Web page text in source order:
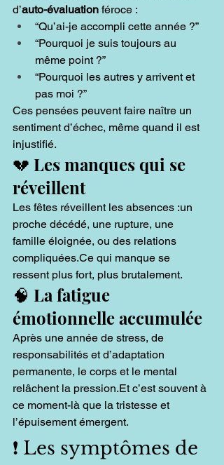
d’auto-évaluation féroce :
“Qu’ai-je accompli cette année ?”
“Pourquoi je suis toujours au
même point ?”
“Pourquoi les autres y arrivent et
pas moi ?”
Ces pensées peuvent faire naître un
sentiment d’échec, même quand il est
injustifié.
💔 Les manques qui se
réveillent
Les fêtes réveillent les absences :un
proche décédé, une rupture, une
famille éloignée, ou des relations
compliquées.Ce qui manque se
ressent plus fort, plus brutalement.
🧠 La fatigue
émotionnelle accumulée
Après une année de stress, de
responsabilités et d’adaptation
permanente, le corps et le mental
relâchent la pression.Et c’est souvent à
ce moment-là que la tristesse et
l’épuisement émergent.
❗ Les symptômes de